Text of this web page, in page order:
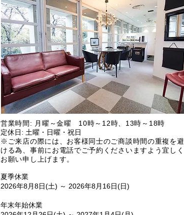
営業時間: 月曜～金曜 10時～12時、13時～18時
定休日: 土曜・日曜・祝日
※ご来店の際には、お客様同士のご商談時間の重複を避
ける為、事前にお電話でご予約くださいますよう宜しく
お願い申し上げます。
夏季休業
2026年8月8日(土) ～ 2026年8月16日(日)
年末年始休業